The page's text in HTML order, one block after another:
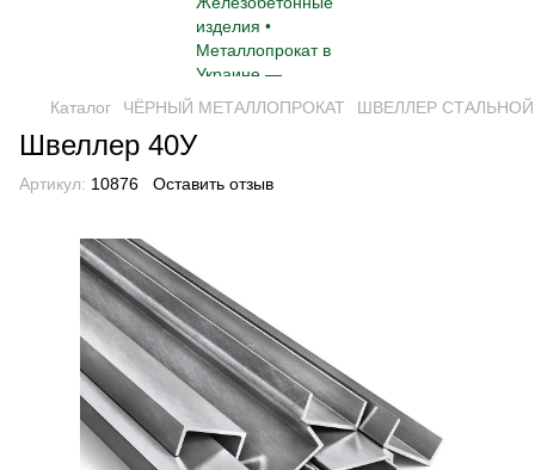
Каталог ЧЁРНЫЙ МЕТАЛЛОПРОКАТ ШВЕЛЛЕР СТАЛЬНОЙ
Швеллер 40У
Артикул: 10876 Оставить отзыв